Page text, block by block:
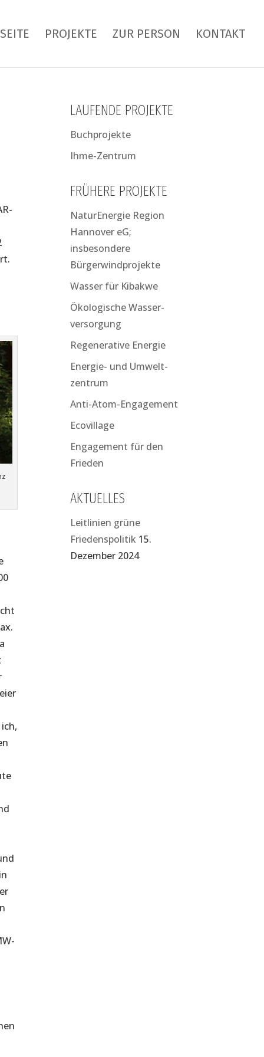
PROJEKTE ZUR PERSON KONTAKT
LAUFENDE PROJEKTE
Buchprojekte
Ihme-Zentrum
FRÜHERE PROJEKTE
NaturEnergie Region
Hannover eG;
insbesondere
Bürgerwindprojekte
Wasser für Kibakwe
Ökologische Wasser­
versorgung
Regenerative Energie
Energie- und Umwelt­
zentrum
Anti-Atom-Engagement
Ecovillage
Engagement für den
Frieden
AKTUELLES
Leitlinien grüne
Friedenspolitik 15.
Dezember 2024